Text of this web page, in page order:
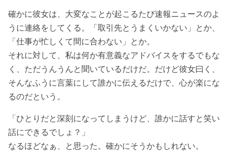
確かに彼女は、大変なことが起こるたび速報ニュースのよ
うに連絡をしてくる。「取引先とうまくいかない」とか、
「仕事が忙しくて間に合わない」とか。
それに対して、私は何か有意義なアドバイスをするでもな
く、ただうんうんと聞いているだけだ。だけど彼女曰く、
そんなふうに言葉にして誰かに伝えるだけで、心が楽にな
るのだという。
「ひとりだと深刻になってしまうけど、誰かに話すと笑い
話にできるでしょ？」
なるほどなぁ、と思った。確かにそうかもしれない。